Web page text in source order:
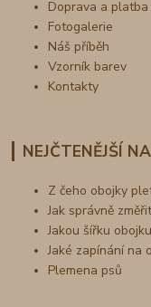
Doprava a platba
Fotogalerie
Náš příběh
Vzorník barev
Kontakty
NEJČTENĚJŠÍ
Z čeho obojky
Jak správně
Jakou šířku
Jaké zapínání na
Plemena psů